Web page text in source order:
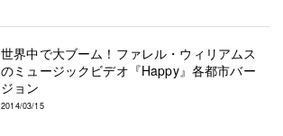
世界中で大ブーム！ファレル・ウィリアムス
のミュージックビデオ『Happy』各都市バー
ジョン
2014/03/15